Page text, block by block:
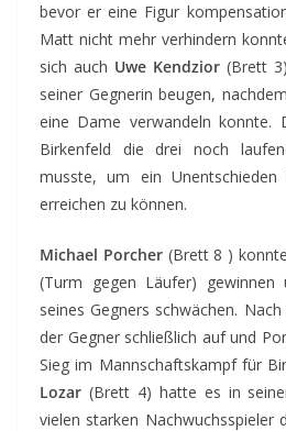
bevor er eine Figur
Matt nicht mehr verhindern
sich auch Uwe Kendzior (Brett
seiner Gegnerin beugen,
eine Dame verwandeln konnte.
Birkenfeld die drei noch
musste, um ein
erreichen zu können.
Michael Porcher(Brett 8 )
(Turm gegen Läufer) gewinnen
seines Gegners schwächen.
der Gegner schließlich auf und
Sieg im Mannschaftskampf für
Lozar (Brett 4) hatte es in
vielen starken Nachwuchsspieler